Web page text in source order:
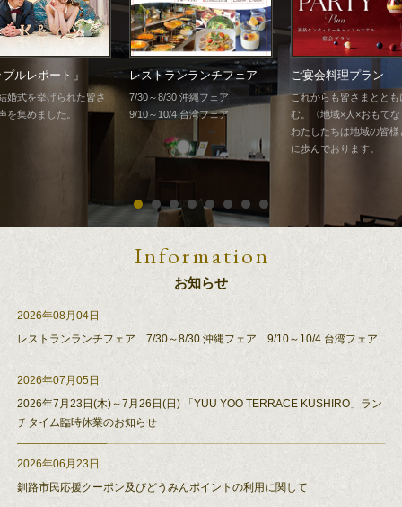
ルレポート」
婚式を挙げられた皆さ
を集めました。
レストランランチフェア
7/30～8/30 沖縄フェア
9/10～10/4 台湾フェア
ご宴会料理プラン
これからも皆さまととも
む。〈地域×人×おもて
わたしたちは地域の皆様
に歩んでおります。
2 5 6 7 8
Information
お知らせ
2026年08月04日
レストランランチフェア 7/30～8/30 沖縄フェア 9/10～10/4 台湾フェア
2026年07月05日
2026年7月23日(木)～7月26日(日) 「YUU YOO TERRACE KUSHIRO」ラン
チタイム臨時休業のお知らせ
2026年06月23日
釧路市民応援クーポン及びどうみんポイントの利用に関して